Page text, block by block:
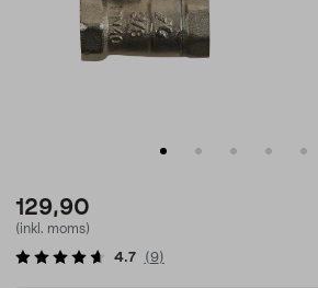
129,90
(inkl. moms)
4.7 (9)